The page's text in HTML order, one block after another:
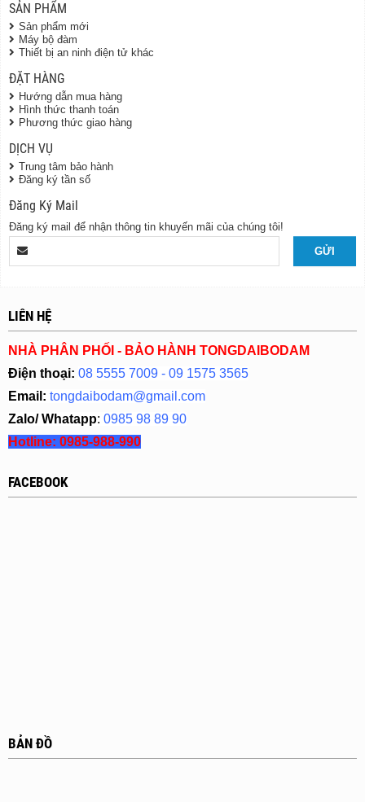
SẢN PHẨM
Sản phẩm mới
Máy bộ đàm
Thiết bị an ninh điện tử khác
ĐẶT HÀNG
Hướng dẫn mua hàng
Hình thức thanh toán
Phương thức giao hàng
DỊCH VỤ
Trung tâm bảo hành
Đăng ký tần số
Đăng Ký Mail
Đăng ký mail để nhận thông tin khuyến mãi của chúng tôi!
LIÊN HỆ
NHÀ PHÂN PHỐI - BẢO HÀNH TONGDAIBODAM
Điện thoại: 08 5555 7009 - 09 1575 3565
Email: tongdaibodam@gmail.com
Zalo/ Whatapp: 0985 98 89 90
Hotline: 0985-988-990
FACEBOOK
BẢN ĐỒ